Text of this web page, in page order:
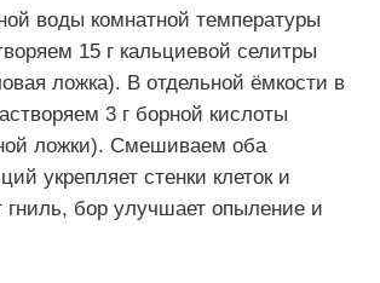
воды комнатной температуры
15 г кальциевой селитры
ложка). В отдельной ёмкости в
3 г борной кислоты
ложки). Смешиваем оба
укрепляет стенки клеток и
гниль, бор улучшает опыление и